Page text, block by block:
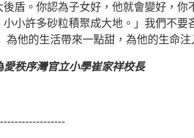
後盾。你認為子女好，他就會變好，
小小許多砂粒積聚成大地。」我們不
為他的生活帶來一點甜，為他的生命
愛秩序灣官立小學崔家祥校長